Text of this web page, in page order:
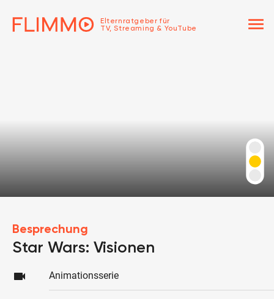
Elternratgeber für
TV, Streaming & YouTube
menu
Besprechung
Star Wars: Visionen
videocam Animationsserie